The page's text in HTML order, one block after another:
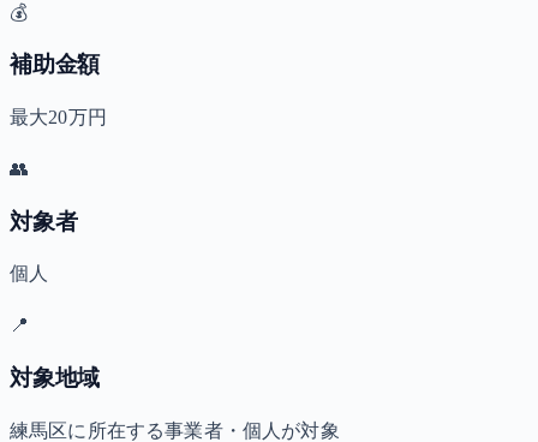
💰
補助金額
最大20万円
👥
対象者
個人
📍
対象地域
練馬区に所在する事業者・個人が対象